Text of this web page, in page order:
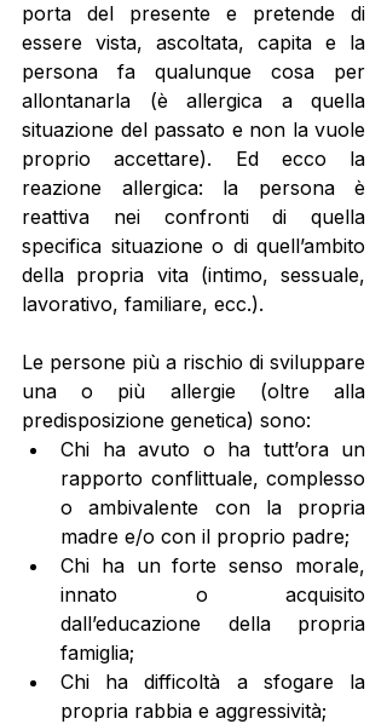
porta del presente e pretende di
essere vista, ascoltata, capita e la
persona fa qualunque cosa per
allontanarla (è allergica a quella
situazione del passato e non la vuole
proprio accettare). Ed ecco la
reazione allergica: la persona è
reattiva nei confronti di quella
specifica situazione o di quell’ambito
della propria vita (intimo, sessuale,
lavorativo, familiare, ecc.).
Le persone più a rischio di sviluppare
una o più allergie (oltre alla
predisposizione genetica) sono:
Chi ha avuto o ha tutt’ora un
rapporto conflittuale, complesso
o ambivalente con la propria
madre e/o con il proprio padre;
Chi ha un forte senso morale,
innato o acquisito
dall’educazione della propria
famiglia;
Chi ha difficoltà a sfogare la
propria rabbia e aggressività;